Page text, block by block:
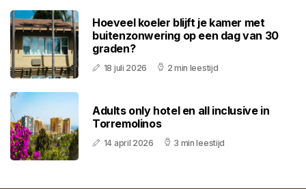
Hoeveel koeler blijft je kamer met
buitenzonwering op een dag van 30
graden?
18 juli 2026 2 min leestijd
Adults only hotel en all inclusive in
Torremolinos
14 april 2026 3 min leestijd